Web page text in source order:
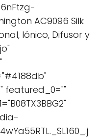
AC9096 Silk
Iónico, Difusor y
featured_0=""